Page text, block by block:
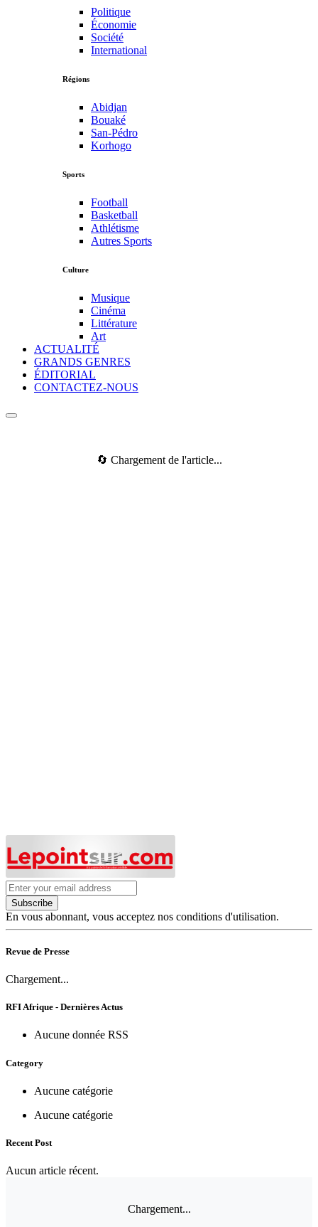
Politique
Économie
Société
International
Régions
Abidjan
Bouaké
San-Pédro
Korhogo
Sports
Football
Basketball
Athlétisme
Autres Sports
Culture
Musique
Cinéma
Littérature
Art
ACTUALITÉ
GRANDS GENRES
ÉDITORIAL
CONTACTEZ-NOUS
🔄 Chargement de l'article...
Subscribe
En vous abonnant, vous acceptez nos conditions d'utilisation.
Revue de Presse
Chargement...
RFI Afrique - Dernières Actus
Aucune donnée RSS
Category
Aucune catégorie
Aucune catégorie
Recent Post
Aucun article récent.
Chargement...